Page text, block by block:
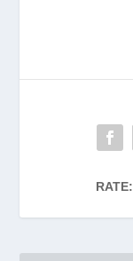
RATE: